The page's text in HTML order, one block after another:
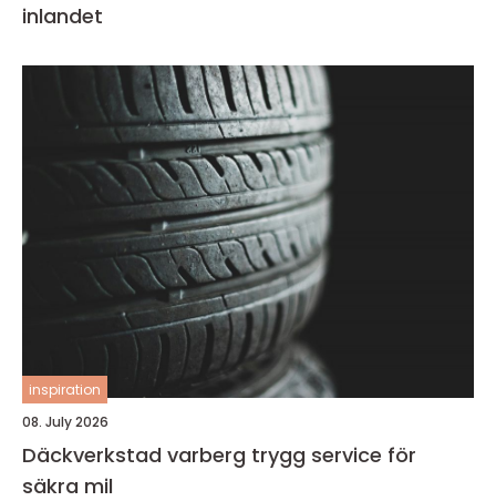
inlandet
inspiration
08. July 2026
Däckverkstad varberg trygg service för
säkra mil